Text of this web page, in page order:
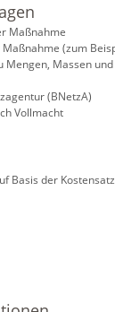
Maßnahme
(zum
Mengen, Massen
(BNetzA)
Vollmacht
Basis der